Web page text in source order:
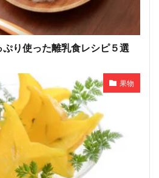
り使った離乳食レシピ５選
果物